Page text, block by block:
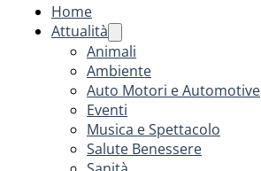
Home
Attualità
Animali
Ambiente
Auto Motori e Automotive
Eventi
Musica e Spettacolo
Salute Benessere